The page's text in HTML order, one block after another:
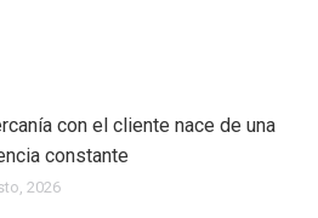
con el cliente nace de una
constante
2026